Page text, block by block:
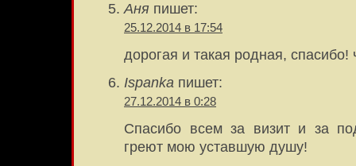
Аня пишет:
25.12.2014 в 17:54
дорогая и такая родная, спасибо!
Ispanka пишет:
27.12.2014 в 0:28
Спасибо всем за визит и за
греют мою уставшую душу!